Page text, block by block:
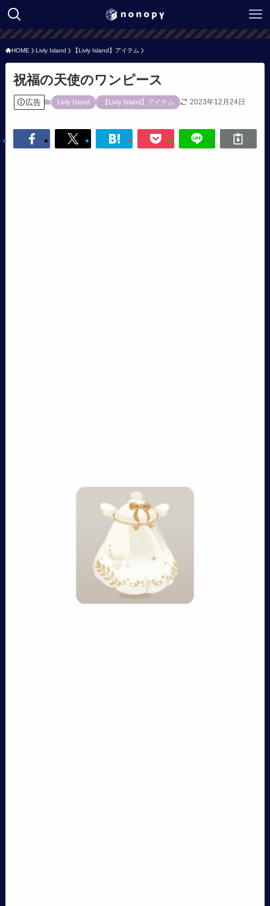
HOME Livly Island 【Livly Island】アイテム
祝福の天使のワンピース
広告 Livly Island 【Livly Island】アイテム 2023年12月24日